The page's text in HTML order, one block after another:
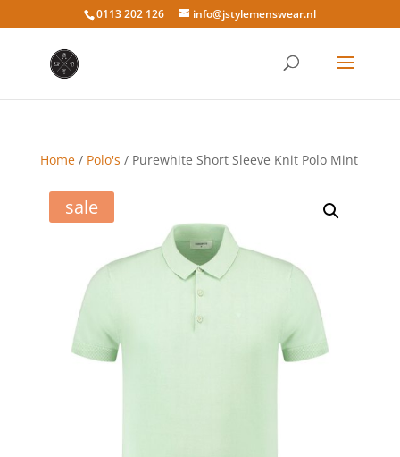
0113 202 126 info@jstylemenswear.nl
Home/ Polo's / Purewhite Short Sleeve Knit Polo Mint
sale